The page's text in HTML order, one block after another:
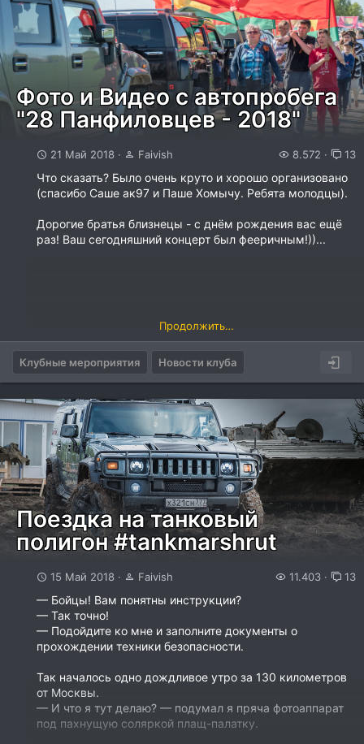
Фото и Видео с автопробега
"28 Панфиловцев - 2018"
21 Май 2018 Faivish 8.572 13
Что сказать? Было очень круто и хорошо организовано
(спасибо Саше ак97 и Паше Хомычу. Ребята молодцы).
Дорогие братья близнецы - с днём рождения вас ещё
раз! Ваш сегодняшний концерт был фееричным!))...
Продолжить…
Клубные мероприятия Новости клуба
Поездка на танковый
полигон #tankmarshrut
15 Май 2018 Faivish 11.403 13
— Бойцы! Вам понятны инструкции?
— Так точно!
— Подойдите ко мне и заполните документы о
прохождении техники безопасности.
Так началось одно дождливое утро за 130 километров
от Москвы.
— И что я тут делаю? — подумал я пряча фотоаппарат
под пахнущую соляркой плащ-палатку.